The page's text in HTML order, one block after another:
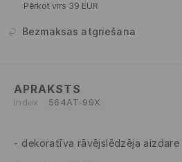
Pērkot virs 39 EUR
Bezmaksas atgriešana
APRAKSTS
Index 564AT-99X
dekoratīva rāvējslēdzēja aizdare